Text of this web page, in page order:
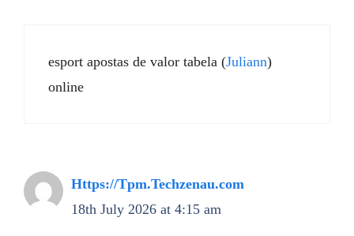
esport apostas de valor tabela (Juliann)
online
Https://Tpm.Techzenau.com
18th July 2026 at 4:15 am